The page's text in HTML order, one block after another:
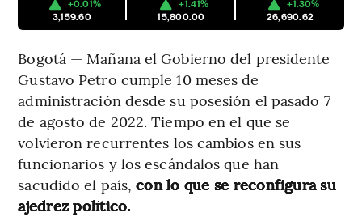
+0.01%
3,159.60
+1.41%
15,800.00
+1.30%
26,690.62
Bogotá — Mañana el Gobierno del presidente
Gustavo Petro cumple 10 meses de
administración desde su posesión el pasado 7
de agosto de 2022. Tiempo en el que se
volvieron recurrentes los cambios en sus
funcionarios y los escándalos que han
sacudido el país,con lo que se reconfigura su
ajedrez político.